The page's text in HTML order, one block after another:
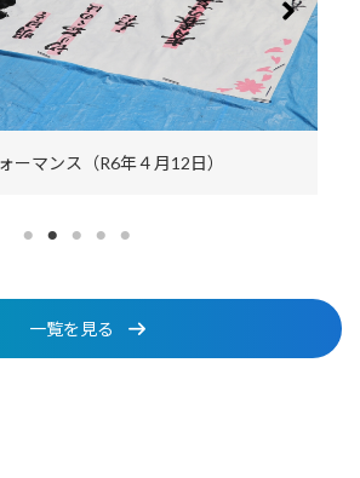
ーマンス（R6年４月12日）
一覧を見る